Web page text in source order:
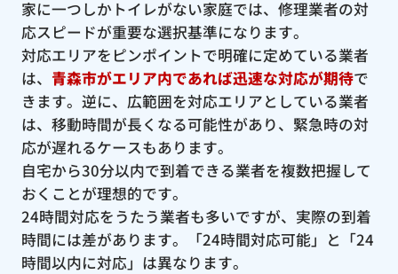
家に一つしかトイレがない家庭では、修理業者の対
応スピードが重要な選択基準になります。
対応エリアをピンポイントで明確に定めている業者
は、 青森市がエリア内であれば迅速な対応が期待で
きます。逆に、広範囲を対応エリアとしている業者
は、移動時間が長くなる可能性があり、緊急時の対
応が遅れるケースもあります。
自宅から30分以内で到着できる業者を複数把握して
おくことが理想的です。
24時間対応をうたう業者も多いですが、実際の到着
時間には差があります。「24時間対応可能」と「24
時間以内に対応」は異なります。